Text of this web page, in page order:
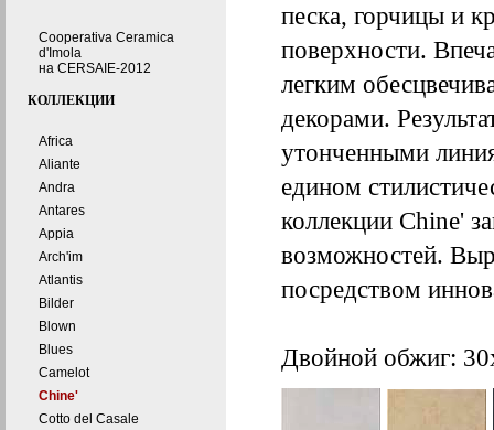
Cooperativa Ceramica
d'Imola
на CERSAIE-2012
КОЛЛЕКЦИИ
Africa
Aliante
Andra
Antares
Appia
Arch'im
Atlantis
Bilder
Blown
Blues
Camelot
Chine'
Cotto del Casale
песка, горчицы и
поверхности.
легким
декорами.
утонченными
едином
коллекции Chine'
возможностей.
посредством
Двойной обжиг: